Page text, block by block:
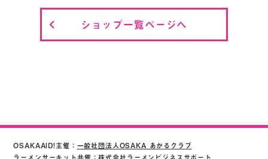
ショップ一覧ページへ
OSAKAAID!主催： 一般社団法人OSAKA あかるクラブ